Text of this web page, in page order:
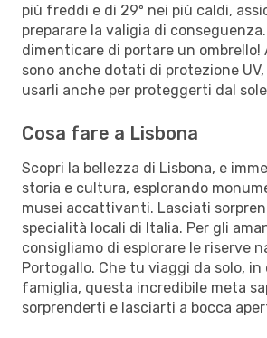
più freddi e di 29º nei più caldi,
preparare la valigia di
dimenticare di portare un ombrello!
sono anche dotati di protezione
usarli anche per proteggerti dal
Cosa fare a Lisbona
Scopri la bellezza di Lisbona, e
storia e cultura, esplorando
musei accattivanti. Lasciati
specialità locali di Italia. Per gli
consigliamo di esplorare le riserve
Portogallo. Che tu viaggi da solo, in
famiglia, questa incredibile meta
sorprenderti e lasciarti a bocca